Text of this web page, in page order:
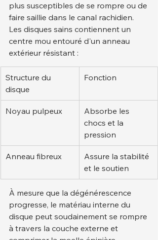
plus susceptibles de se rompre ou de
faire saillie dans le canal rachidien.
Les disques sains contiennent un
centre mou entouré d'un anneau
extérieur résistant :
Structure du
disque
Fonction
Noyau pulpeux
Absorbe les
chocs et la
pression
Anneau fibreux
Assure la stabilité
et le soutien
À mesure que la dégénérescence
progresse, le matériau interne du
disque peut soudainement se rompre
à travers la couche externe et